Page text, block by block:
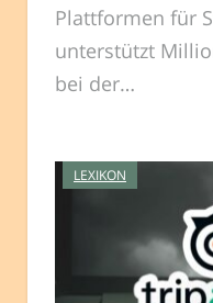
Plattformen für
unterstützt
bei der…
LEXIKON